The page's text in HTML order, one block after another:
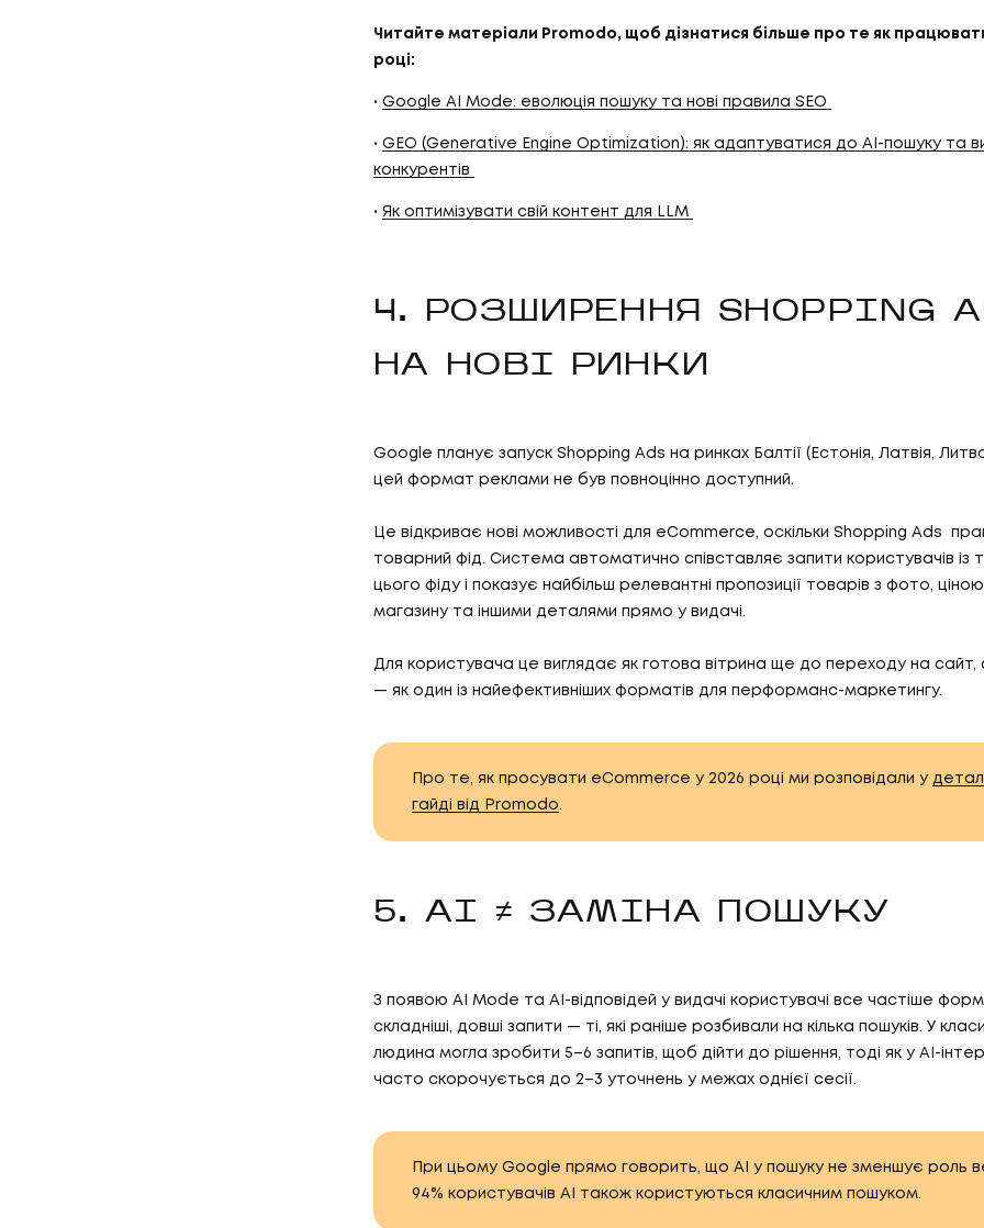
Читайте матеріали Promodo, щоб дізнатися більше про те як працювати
році:
Google AI Mode: еволюція пошуку та нові правила SEO
GEO (Generative Engine Optimization): як адаптуватися до AI-пошуку та
конкурентів
Як оптимізувати свій контент для LLM
4. РОЗШИРЕННЯ SHOPPING
НА НОВІ РИНКИ
Google планує запуск Shopping Ads на ринках Балтії (Естонія, Латвія,
цей формат реклами не був повноцінно доступний.
Це відкриває нові можливості для eCommerce, оскільки Shopping Ads
товарний фід. Система автоматично співставляє запити користувачів із
цього фіду і показує найбільш релевантні пропозиції товарів з фото,
магазину та іншими деталями прямо у видачі.
Для користувача це виглядає як готова вітрина ще до переходу на сайт,
— як один із найефективніших форматів для перформанс-маркетингу.
Про те, як просувати eCommerce у 2026 році ми розповідали у
гайді від Promodo.
5. AI ≠ ЗАМІНА ПОШУКУ
З появою AI Mode та AI-відповідей у видачі користувачі все частіше
складніші, довші запити — ті, які раніше розбивали на кілька пошуків. У
людина могла зробити 5–6 запитів, щоб дійти до рішення, тоді як у AI-
часто скорочується до 2–3 уточнень у межах однієї сесії.
При цьому Google прямо говорить, що AI у пошуку не зменшує роль
94% користувачів AI також користуються класичним пошуком.
ПРО НАС